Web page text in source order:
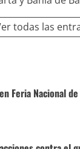
todas las
Feria Nacional